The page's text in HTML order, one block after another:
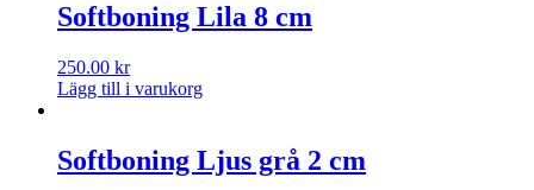
Softboning Lila 8 cm
250.00 kr
Lägg till i varukorg
Softboning Ljus grå 2 cm